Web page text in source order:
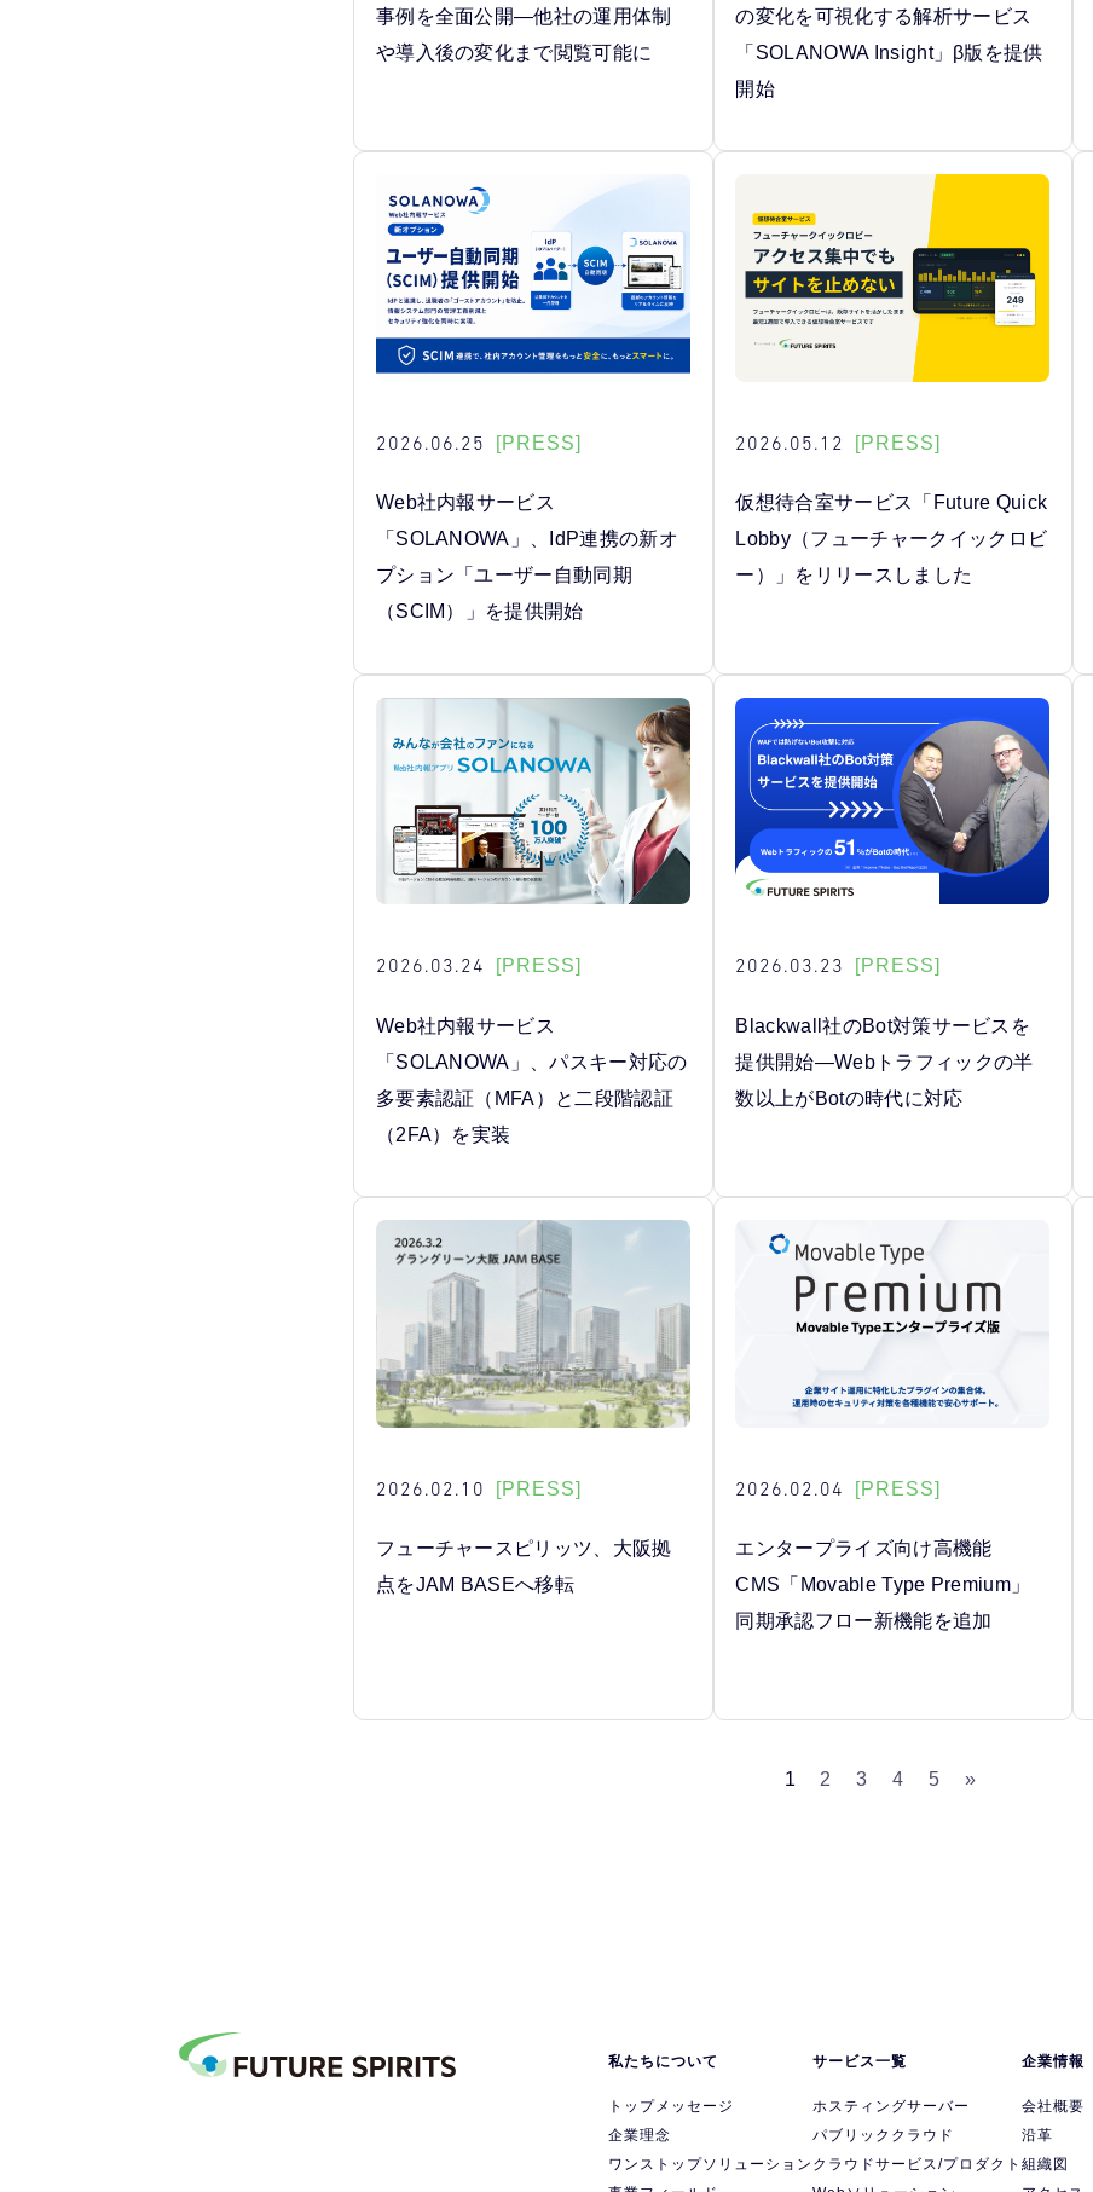
事例を全面公開―他社の運用体制
や導入後の変化まで閲覧可能に
の変化を可視化する解析サービス
「SOLANOWA Insight」β版を提供
開始
2026.06.25 [PRESS]
Web社内報サービス
「SOLANOWA」、IdP連携の新オ
プション「ユーザー自動同期
（SCIM）」を提供開始
2026.05.12 [PRESS]
仮想待合室サービス「Future Quick
Lobby（フューチャークイックロビ
ー）」をリリースしました
2026.03.24 [PRESS]
Web社内報サービス
「SOLANOWA」、パスキー対応の
多要素認証（MFA）と二段階認証
（2FA）を実装
2026.03.23 [PRESS]
Blackwall社のBot対策サービスを
提供開始―Webトラフィックの半
数以上がBotの時代に対応
2026.02.10 [PRESS]
フューチャースピリッツ、大阪拠
点をJAM BASEへ移転
2026.02.04 [PRESS]
エンタープライズ向け高機能
CMS「Movable Type Premium」
同期承認フロー新機能を追加
1 2 3 4 5 »
私たちについて
トップメッセージ
企業理念
ワンストップソリューション
サービス一覧
ホスティングサーバー
パブリッククラウド
クラウドサービス/プロダクト
企業情報
会社概要
沿革
組織図